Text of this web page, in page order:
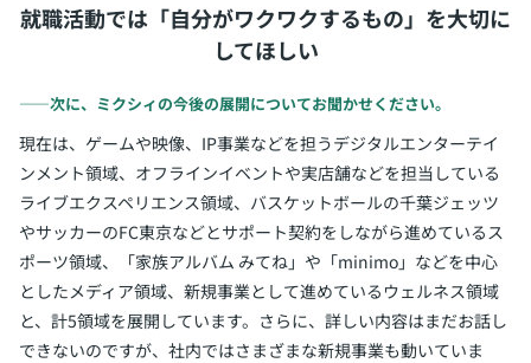
就職活動では「自分がワクワクするもの」を大切に
してほしい
――次に、ミクシィの今後の展開についてお聞かせください。
現在は、ゲームや映像、IP事業などを担うデジタルエンターテイ
ンメント領域、オフラインイベントや実店舗などを担当している
ライブエクスペリエンス領域、バスケットボールの千葉ジェッツ
やサッカーのFC東京などとサポート契約をしながら進めているス
ポーツ領域、「家族アルバム みてね」や「minimo」などを中心
としたメディア領域、新規事業として進めているウェルネス領域
と、計5領域を展開しています。さらに、詳しい内容はまだお話し
できないのですが、社内ではさまざまな新規事業も動いていま